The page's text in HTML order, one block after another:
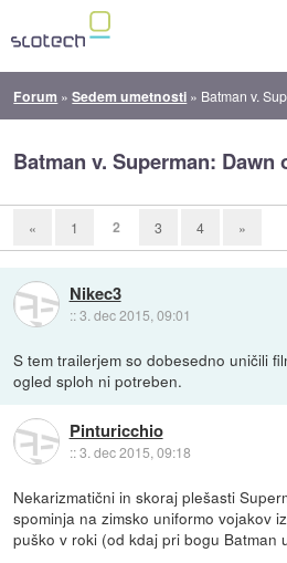
Forum »Sedem umetnosti » Batman v.
Batman v. Superman: Dawn
« 1 2 3 4 »
Nikec3
::3. dec 2015, 09:01
S tem trailerjem so dobesedno uničili
ogled sploh ni potreben.
Pinturicchio
::3. dec 2015, 09:18
Nekarizmatični in skoraj plešasti
spominja na zimsko uniformo vojakov
puško v roki (od kdaj pri bogu Batman